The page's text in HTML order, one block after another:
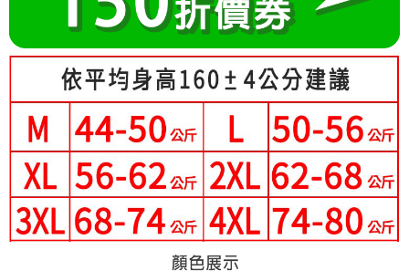
2.透過簡訊連結打開帳單後，可選擇「超商條碼／台灣大直營門市／銀行轉
帳／街口支付／iPASS MONEY」等通路繳費。
【注意事項】
1.本服務係由「台灣大哥大股份有限公司」（以下簡稱本公司）所提供，讓
用戶於交易時，得透過本服務購買商品或服務，並由商店將買賣／分期付款
買賣價金債權讓與本公司後，依約使用本公司帳單繳交帳款。
2.基於同意付款使用「大哥付你分期」之契約關係目的，商店將以您的個人
資料（包含姓名、電話或地址）提供予台灣大哥大進項蒐集、處理及利用，
由本公司與您本人進行分期帳單所需資料之確認、核對及更正。
3.完整用戶服務條款，請詳閱以下連結：https://oppay.tw/userRule
１．於結帳方式選擇「AFTEE先享後付」後，將跳轉至「AFTEE先享後付」
結帳頁面，進行簡訊認證並確認金額後，即可完成結帳。
２．訂單成立數日內，您將收到繳費通知簡訊。
ATM／網路銀行／等多元方式進行付款，方視為交易完成。
※ 請注意：結帳手續完成當下不需立刻繳費，但若您需要取消訂單，請聯絡
後付繳納相關費用。
※ 交易是否成功請以「AFTEE先享後付 」之結帳頁面顯示為準，若有關於
是否繳費成功／繳費後需取消欲退款等相關疑問，請聯繫「AFTEE先享後付
客戶支援中心」 https://netprotections.freshdesk.com/support/home
【注意事項】
１．透過由恩沛科技股份有限公司提供之「AFTEE先享後付」服務完成之交
易，需依本服務之必要範圍內提供個人資料，並將交易相關給付款項請求債
權轉讓予恩沛科技股份有限公司。
全家付款取貨
每筆NT$80，滿NT$699(含以上)免運費
付款後全家取貨
每筆NT$80，滿NT$699(含以上)免運費
付款後萊爾富取貨
每筆NT$80，滿NT$699(含以上)免運費
7-11付款取貨
每筆NT$80，滿NT$699(含以上)免運費